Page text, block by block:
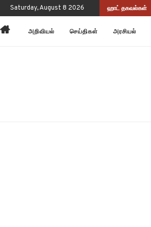
Saturday, August 8 2026 ஹாட் தகவல்கள்
செயல்திறனையும் மேம்படுத்துகிறது!
அறிவியல் செய்திகள் அரசியல்